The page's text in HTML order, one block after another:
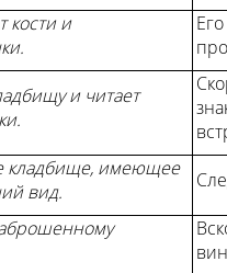
кости и
и читает
кладбище, имеющее
вид.